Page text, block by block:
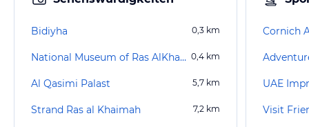
Bidiyha 0,3 km
National Museum of Ras AlKhaimah​​​ 0,4 km
Al Qasimi Palast 5,7 km
Strand Ras al Khaimah 7,2 km
Cornich
Visit